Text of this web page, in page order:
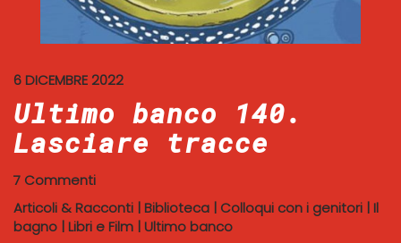
6 DICEMBRE 2022
Ultimo banco 140.
Lasciare tracce
7 Commenti
Articoli & Racconti | Biblioteca | Colloqui con i genitori | Il
bagno | Libri e Film | Ultimo banco